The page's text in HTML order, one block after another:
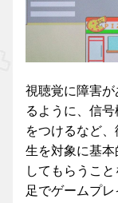
視聴覚に障害
るように、信
をつけるなど
生を対象に基
してもらうこ
足でゲームプ